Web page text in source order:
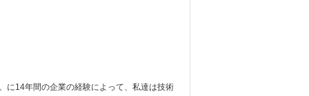
に14年間の企業の経験によって、私達は技術